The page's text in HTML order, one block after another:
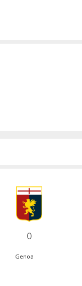
0
Genoa